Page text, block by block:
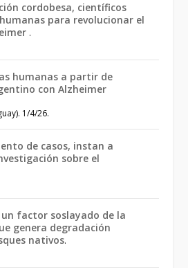
cordobesa, científicos
para revolucionar el
.
humanas a partir de
con Alzheimer
1/4/26.
de casos, instan a
sobre el
factor soslayado de la
genera degradación
nativos.